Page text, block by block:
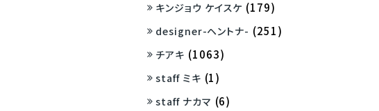
キンジョウ ケイスケ (179)
designer-ヘントナ- (251)
チアキ (1063)
staff ミキ (1)
staff ナカマ (6)